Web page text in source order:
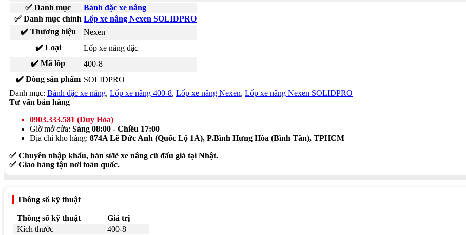
✅ Danh mục
Bánh đặc xe nâng
✅ Danh mục chính Lốp xe nâng Nexen SOLIDPRO
✔️ Thương hiệu
Nexen
✔️ Loại
Lốp xe nâng đặc
✔️ Mã lốp
400-8
✔️ Dòng sản phẩm SOLIDPRO
Danh mục: Bánh đặc xe nâng, Lốp xe nâng 400-8, Lốp xe nâng Nexen, Lốp xe nâng Nexen SOLIDPRO
Tư vấn bán hàng
0903.333.581 (Duy Hòa)
Giờ mở cửa: Sáng 08:00 - Chiều 17:00
Địa chỉ kho hàng: 874A Lê Đức Anh (Quốc Lộ 1A), P.Bình Hưng Hòa (Bình Tân), TPHCM
✅ Chuyên nhập khẩu, bán sỉ/lẻ xe nâng cũ đấu giá tại Nhật.
✅ Giao hàng tận nơi toàn quốc.
Thông số kỹ thuật
Thông số kỹ thuật
Giá trị
Kích thước
400-8